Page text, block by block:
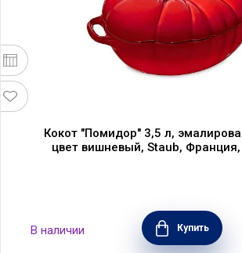
Кокот "Помидор" 3,5 л,
цвет вишневый, Staub,
В наличии Купить